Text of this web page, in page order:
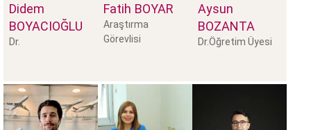
Didem
BOYACIOĞLU
Dr.
Fatih BOYAR
Araştırma
Görevlisi
Aysun
BOZANTA
Dr.Öğretim Üyesi